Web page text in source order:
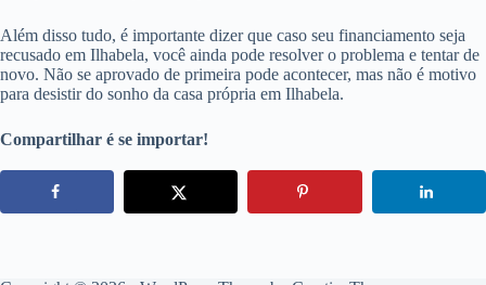
Além disso tudo, é importante dizer que caso seu financiamento seja
recusado em Ilhabela, você ainda pode resolver o problema e tentar de
novo. Não se aprovado de primeira pode acontecer, mas não é motivo
para desistir do sonho da casa própria em Ilhabela.
Compartilhar é se importar!